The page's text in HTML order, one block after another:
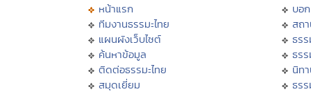
หน้าแรก
ทีมงานธรรมะไทย
แผนผังเว็บไซต์
ค้นหาข้อมูล
ติดต่อธรรมะไทย
สมุดเยี่ยม
บอ
สถ
ธร
ธร
นิท
ธร